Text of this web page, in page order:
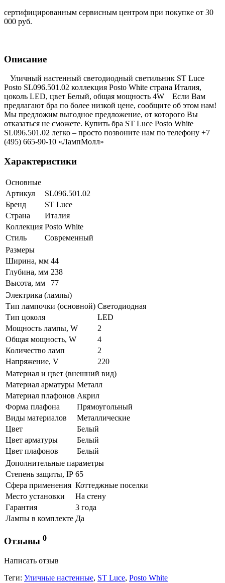
сертифицированным сервисным центром при покупке от 30
000 руб.
Описание
Уличный настенный светодиодный светильник ST Luce
Posto SL096.501.02 коллекция Posto White страна Италия,
цоколь LED, цвет Белый, общая мощность 4W Если Вам
предлагают бра по более низкой цене, сообщите об этом нам!
Мы предложим выгодное предложение, от которого Вы
отказаться не сможете. Купить бра ST Luce Posto White
SL096.501.02 легко – просто позвоните нам по телефону +7
(495) 665-90-10 «ЛампМолл»
Характеристики
Основные
Артикул
SL096.501.02
Бренд
ST Luce
Страна
Италия
Коллекция Posto White
Стиль
Современный
Размеры
Ширина, мм 44
Глубина, мм 238
Высота, мм
77
Электрика (лампы)
Тип лампочки (основной) Светодиодная
Тип цоколя
LED
Мощность лампы, W
2
Общая мощность, W
4
Количество ламп
2
Напряжение, V
220
Материал и цвет (внешний вид)
Материал арматуры Металл
Материал плафонов Акрил
Форма плафона
Прямоугольный
Виды материалов
Металлические
Цвет
Белый
Цвет арматуры
Белый
Цвет плафонов
Белый
Дополнительные параметры
Степень защиты, IP 65
Сфера применения Коттеджные поселки
Место установки
На стену
Гарантия
3 года
Лампы в комплекте Да
Отзывы 0
Написать отзыв
Теги: Уличные настенные, ST Luce, Posto White